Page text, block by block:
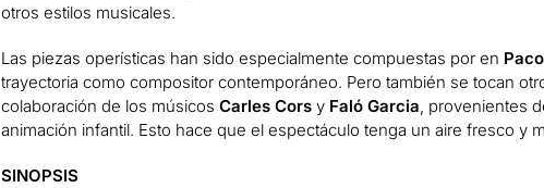
otros estilos musicales.
Las piezas operísticas han sido especialmente compuestas por en
trayectoria como compositor contemporáneo. Pero también se tocan
colaboración de los músicos Carles Corsy Faló Garcia , provenientes
animación infantil. Esto hace que el espectáculo tenga un aire fresco y
SINOPSIS